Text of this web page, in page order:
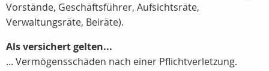
Vorstände, Geschäftsführer, Aufsichtsräte,
Verwaltungsräte, Beiräte).
Als versichert gelten...
... Vermögensschäden nach einer Pflichtverletzung.